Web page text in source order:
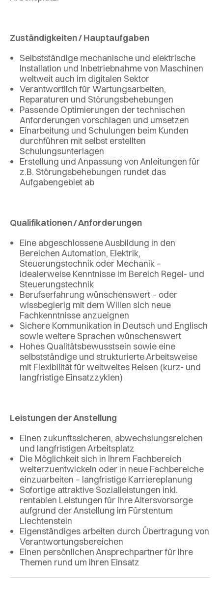
Zuständigkeiten / Hauptaufgaben
Selbstständige mechanische und elektrische
Installation und Inbetriebnahme von Maschinen
weltweit auch im digitalen Sektor
Verantwortlich für Wartungsarbeiten,
Reparaturen und Störungsbehebungen
Passende Optimierungen der technischen
Anforderungen vorschlagen und umsetzen
Einarbeitung und Schulungen beim Kunden
durchführen mit selbst erstellten
Schulungsunterlagen
Erstellung und Anpassung von Anleitungen für
z.B. Störungsbehebungen rundet das
Aufgabengebiet ab
Qualifikationen / Anforderungen
Eine abgeschlossene Ausbildung in den
Bereichen Automation, Elektrik,
Steuerungstechnik oder Mechanik –
idealerweise Kenntnisse im Bereich Regel- und
Steuerungstechnik
Berufserfahrung wünschenswert – oder
wissbegierig mit dem Willen sich neue
Fachkenntnisse anzueignen
Sichere Kommunikation in Deutsch und Englisch
sowie weitere Sprachen wünschenswert
Hohes Qualitätsbewusstsein sowie eine
selbstständige und strukturierte Arbeitsweise
mit Flexibilität für weltweites Reisen (kurz- und
langfristige Einsatzzyklen)
Leistungen der Anstellung
Einen zukunftssicheren, abwechslungsreichen
und langfristigen Arbeitsplatz
Die Möglichkeit sich in Ihrem Fachbereich
weiterzuentwickeln oder in neue Fachbereiche
einzuarbeiten – langfristige Karriereplanung
Sofortige attraktive Sozialleistungen inkl.
rentablen Leistungen für Ihre Altersvorsorge
aufgrund der Anstellung im Fürstentum
Liechtenstein
Eigenständiges arbeiten durch Übertragung von
Verantwortungsbereichen
Einen persönlichen Ansprechpartner für Ihre
Themen rund um Ihren Einsatz